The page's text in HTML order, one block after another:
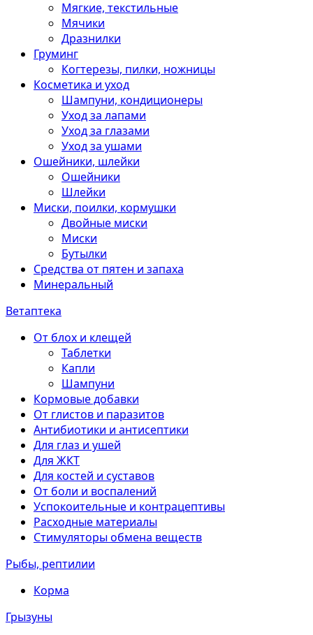
Мягкие, текстильные
Мячики
Дразнилки
Груминг
Когтерезы, пилки, ножницы
Косметика и уход
Шампуни, кондиционеры
Уход за лапами
Уход за глазами
Уход за ушами
Ошейники, шлейки
Ошейники
Шлейки
Миски, поилки, кормушки
Двойные миски
Миски
Бутылки
Средства от пятен и запаха
Минеральный
Ветаптека
От блох и клещей
Таблетки
Капли
Шампуни
Кормовые добавки
От глистов и паразитов
Антибиотики и антисептики
Для глаз и ушей
Для ЖКТ
Для костей и суставов
От боли и воспалений
Успокоительные и контрацептивы
Расходные материалы
Стимуляторы обмена веществ
Рыбы, рептилии
Корма
Грызуны